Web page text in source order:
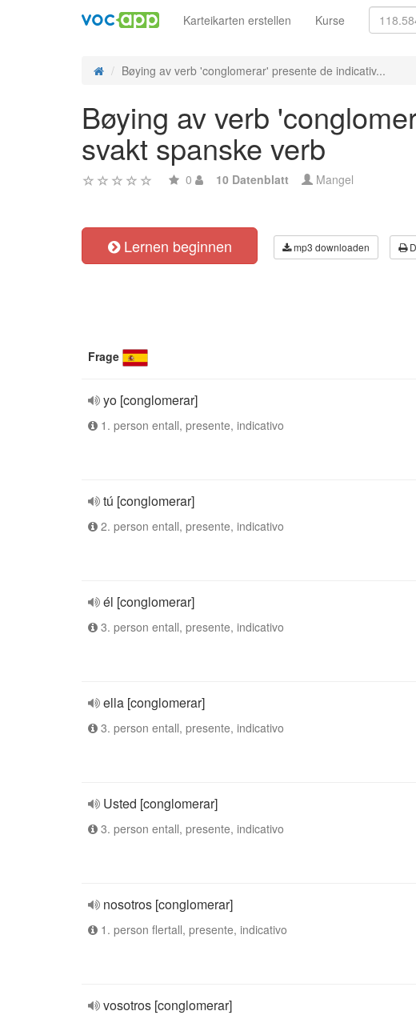
Karteikarten erstellen Kurse
Bøying av verb 'conglomerar' presente de indicativ...
Bøying av verb
svakt spanske verb
0 10 Datenblatt Mangel
Lernen beginnen mp3 downloaden
Frage
yo [conglomerar]
1. person entall, presente, indicativo
tú [conglomerar]
2. person entall, presente, indicativo
él [conglomerar]
3. person entall, presente, indicativo
ella [conglomerar]
3. person entall, presente, indicativo
Usted [conglomerar]
3. person entall, presente, indicativo
nosotros [conglomerar]
1. person flertall, presente, indicativo
vosotros [conglomerar]